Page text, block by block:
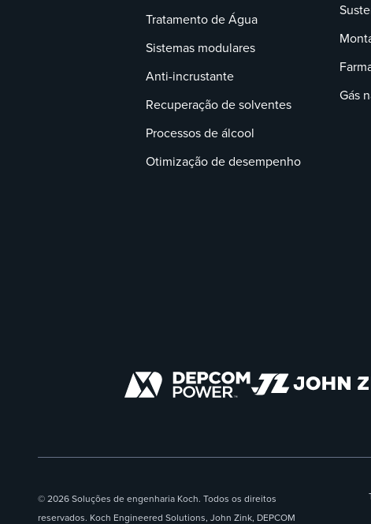
Tratamento de Água
Sistemas modulares
Anti-incrustante
Recuperação de solventes
Processos de álcool
Otimização de desempenho
Gás
© 2026 Soluções de engenharia Koch. Todos os direitos
reservados. Koch Engineered Solutions, John Zink, DEPCOM